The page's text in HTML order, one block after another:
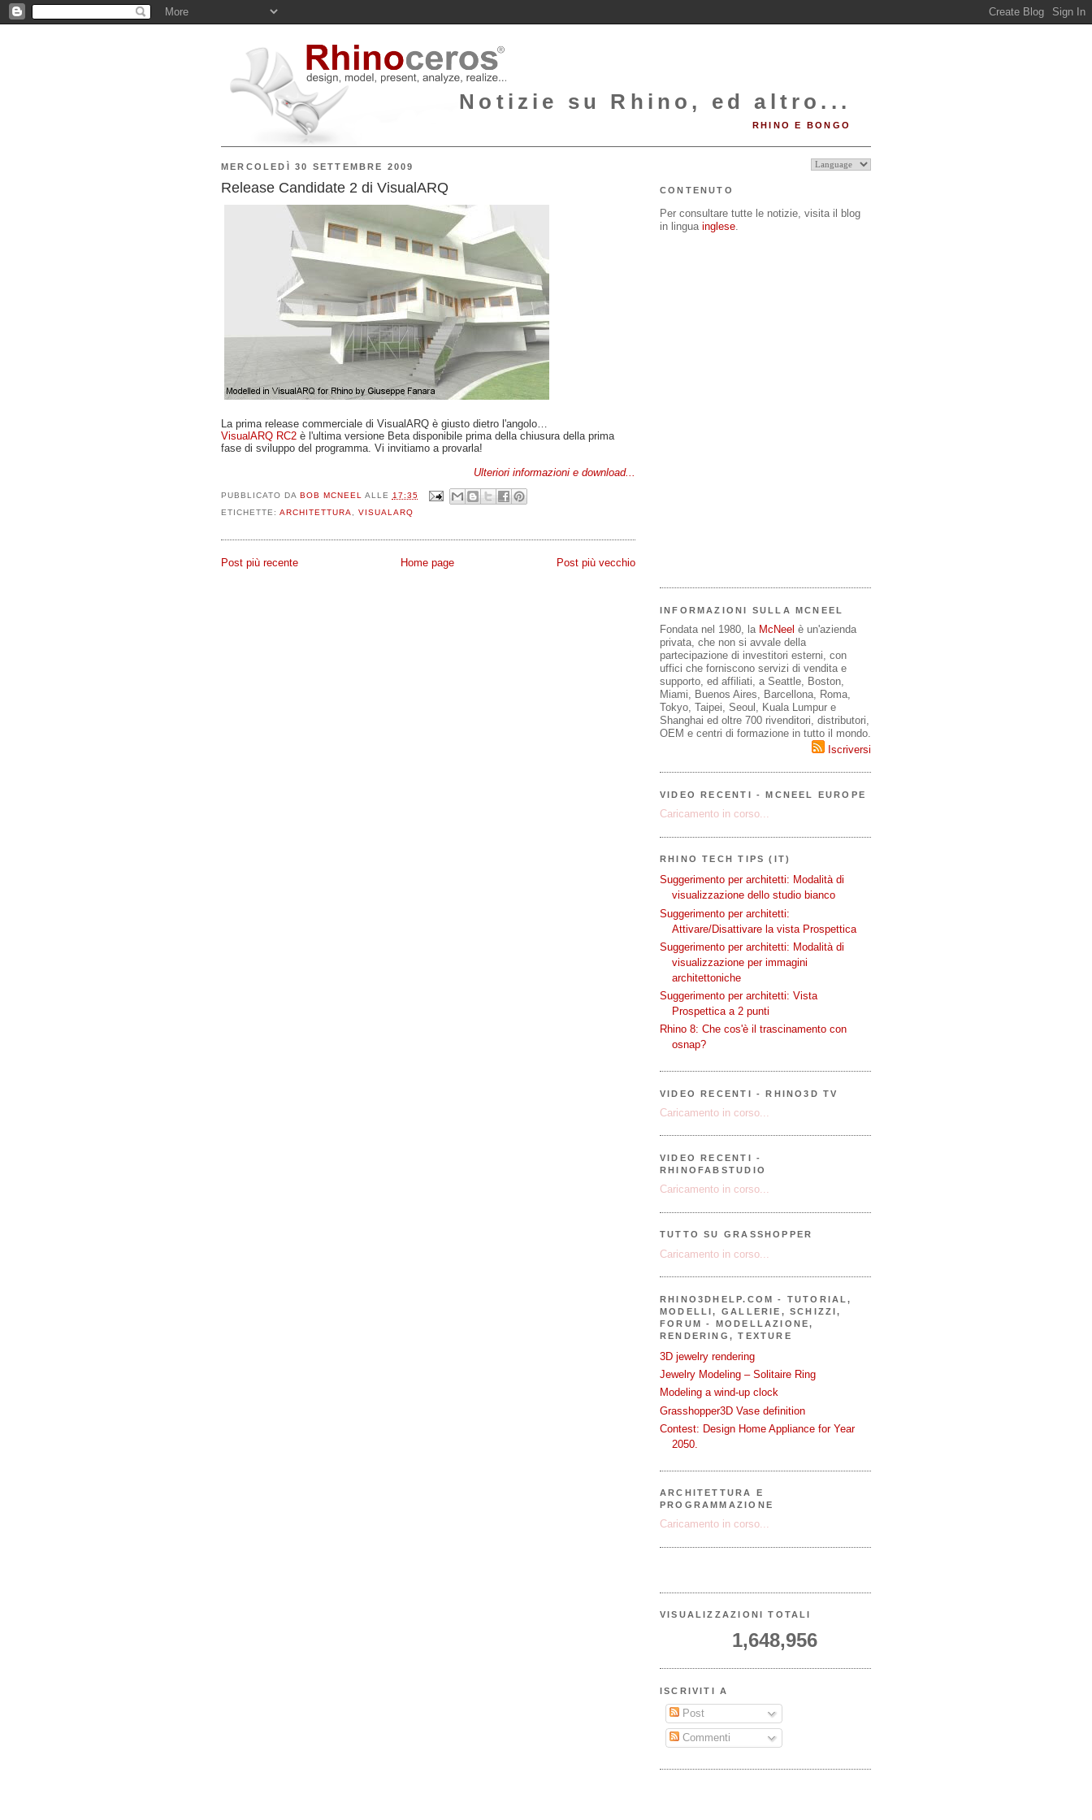
Notizie su Rhino, ed altro...
RHINO E BONGO
MERCOLEDÌ 30 SETTEMBRE 2009
Release Candidate 2 di VisualARQ
La prima release commerciale di VisualARQ è giusto dietro l'angolo…
VisualARQ RC2 è l'ultima versione Beta disponibile prima della chiusura della prima
fase di sviluppo del programma. Vi invitiamo a provarla!
Ulteriori informazioni e download...
PUBBLICATO DA BOB MCNEEL ALLE
17:35
ETICHETTE: ARCHITETTURA, VISUALARQ
Post più recente Post più vecchio
Home page
CONTENUTO
Per consultare tutte le notizie, visita il blog
in lingua inglese
INFORMAZIONI SULLA MCNEEL
Fondata nel 1980, la McNeel è un'azienda
privata, che non si avvale della
partecipazione di investitori esterni, con
uffici che forniscono servizi di vendita e
supporto, ed affiliati, a Seattle, Boston,
Miami, Buenos Aires, Barcellona, Roma,
Tokyo, Taipei, Seoul, Kuala Lumpur e
Shanghai ed oltre 700 rivenditori, distributori,
OEM e centri di formazione in tutto il mondo.
Iscriversi
VIDEO RECENTI - MCNEEL EUROPE
Caricamento in corso...
RHINO TECH TIPS (IT)
Suggerimento per architetti: Modalità di
visualizzazione dello studio bianco
Suggerimento per architetti:
Attivare/Disattivare la vista Prospettica
Suggerimento per architetti: Modalità di
visualizzazione per immagini
architettoniche
Suggerimento per architetti: Vista
Prospettica a 2 punti
Rhino 8: Che cos'è il trascinamento con
osnap?
VIDEO RECENTI - RHINO3D TV
Caricamento in corso...
VIDEO RECENTI -
RHINOFABSTUDIO
Caricamento in corso...
TUTTO SU GRASSHOPPER
Caricamento in corso...
RHINO3DHELP.COM - TUTORIAL,
MODELLI, GALLERIE, SCHIZZI,
FORUM - MODELLAZIONE,
RENDERING, TEXTURE
3D jewelry rendering
Jewelry Modeling – Solitaire Ring
Modeling a wind-up clock
Grasshopper3D Vase definition
Contest: Design Home Appliance for Year
2050.
ARCHITETTURA E
PROGRAMMAZIONE
Caricamento in corso...
VISUALIZZAZIONI TOTALI
1,648,956
ISCRIVITI A
Post
Commenti